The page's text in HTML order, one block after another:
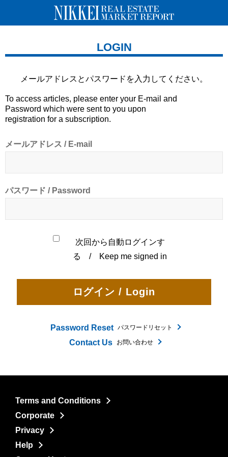
LOGIN
メールアドレスとパスワードを 入力してください。
To access articles, please enter your E-mail and
Password which were sent to you upon
registration for a subscription.
メールアドレス / E-mail
パスワード / Password
次回から自動ログインす
る / Keep me signed in
Password Reset パスワードリセット
Contact Us お問い合わせ
Terms and Conditions
Corporate
Privacy
Help